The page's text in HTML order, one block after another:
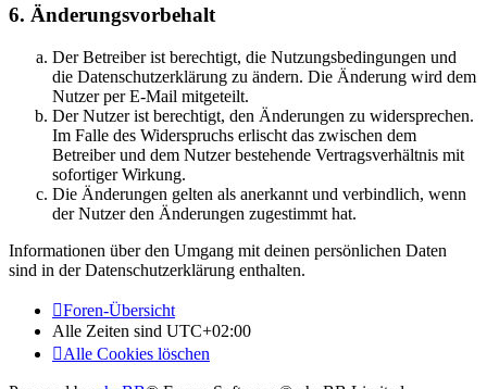
6. Änderungsvorbehalt
Der Betreiber ist berechtigt, die Nutzungsbedingungen und
die Datenschutzerklärung zu ändern. Die Änderung wird dem
Nutzer per E-Mail mitgeteilt.
Der Nutzer ist berechtigt, den Änderungen zu widersprechen.
Im Falle des Widerspruchs erlischt das zwischen dem
Betreiber und dem Nutzer bestehende Vertragsverhältnis mit
sofortiger Wirkung.
Die Änderungen gelten als anerkannt und verbindlich, wenn
der Nutzer den Änderungen zugestimmt hat.
Informationen über den Umgang mit deinen persönlichen Daten
sind in der Datenschutzerklärung enthalten.
Foren-Übersicht
Alle Zeiten sind UTC+02:00
Alle Cookies löschen